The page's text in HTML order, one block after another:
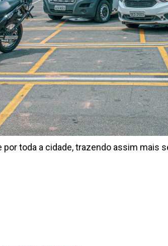
toda a cidade, trazendo assim mais